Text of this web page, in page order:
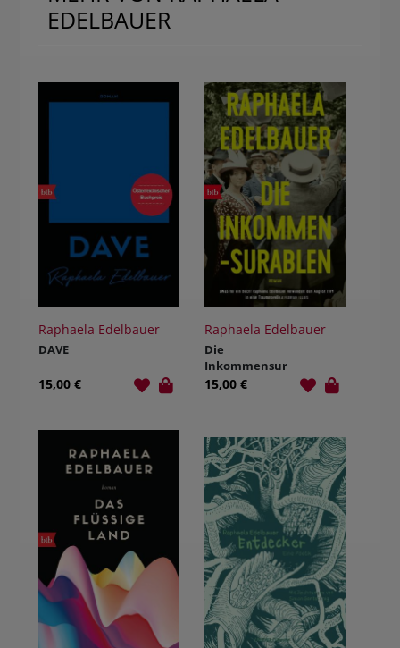
EDELBAUER
Raphaela Edelbauer
DAVE
15,00 €
Raphaela Edelbauer
Die
Inkommensur
ablen
15,00 €